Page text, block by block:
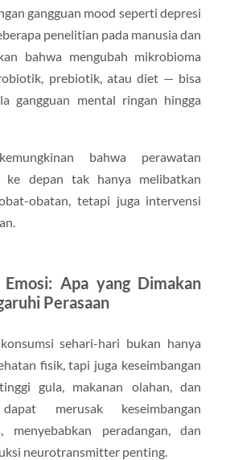
gangguan mood seperti depresi
penelitian pada manusia dan
bahwa mengubah mikrobioma
prebiotik, atau diet — bisa
gangguan mental ringan hingga
bahwa perawatan
ke depan tak hanya melibatkan
obatan, tetapi juga intervensi
Apa yang Dimakan
Perasaan
sehari-hari bukan hanya
fisik, tapi juga keseimbangan
gula, makanan olahan, dan
merusak keseimbangan
menyebabkan peradangan, dan
neurotransmitter penting.